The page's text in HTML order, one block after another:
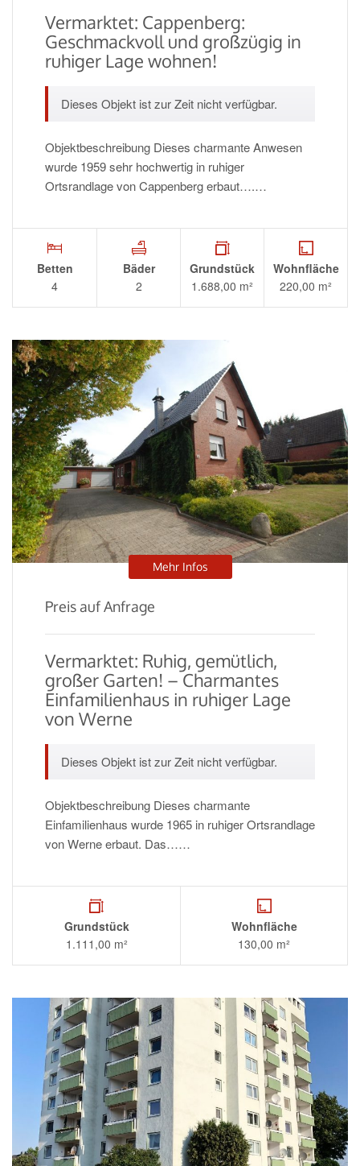
Vermarktet: Cappenberg:
Geschmackvoll und großzügig in
ruhiger Lage wohnen!
Dieses Objekt ist zur Zeit nicht verfügbar.
Objektbeschreibung Dieses charmante Anwesen
wurde 1959 sehr hochwertig in ruhiger
Ortsrandlage von Cappenberg erbaut….…
Betten
4
Bäder
2
Grundstück
1.688,00 m²
Wohnfläche
220,00 m²
Mehr Infos
Preis auf Anfrage
Vermarktet: Ruhig, gemütlich,
großer Garten! – Charmantes
Einfamilienhaus in ruhiger Lage
von Werne
Dieses Objekt ist zur Zeit nicht verfügbar.
Objektbeschreibung Dieses charmante
Einfamilienhaus wurde 1965 in ruhiger Ortsrandlage
von Werne erbaut. Das……
Grundstück
1.111,00 m²
Wohnfläche
130,00 m²